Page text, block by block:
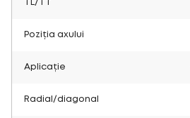
TL/TT
Poziția axului
Aplicație
Radial/diagonal